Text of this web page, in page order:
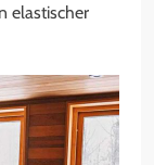
elastischer